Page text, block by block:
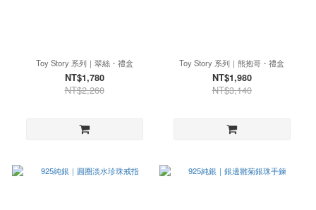
Toy Story 系列｜翠絲・禮盒
NT$1,780
NT$2,260
Toy Story 系列｜熊抱哥・禮盒
NT$1,980
NT$3,140